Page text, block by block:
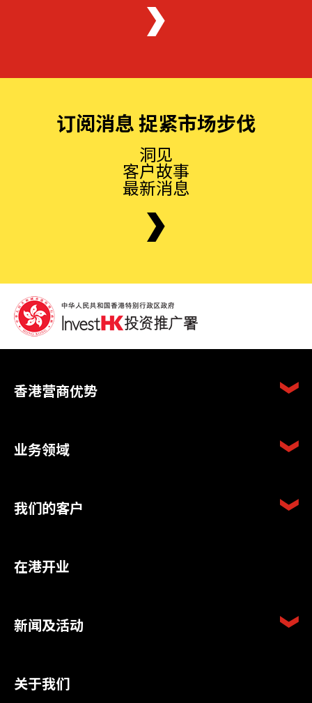
订阅消息 捉紧市场步伐
洞见
客户故事
最新消息
香港营商优势
业务领域
我们的客户
在港开业
新闻及活动
关于我们